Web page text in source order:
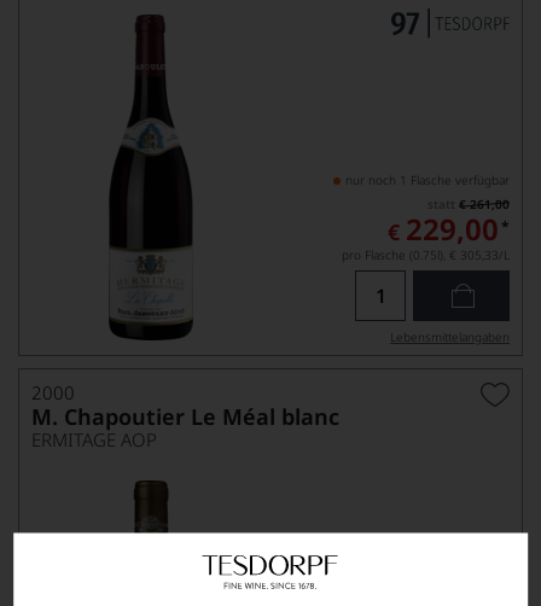
nur noch 1 Flasche verfügbar
€ 261,00
€ 229,00 *
pro Flasche (0.75l), € 305,33/L
Lebensmittel­angaben
2000
M. Chapoutier Le Méal blanc
ERMITAGE AOP